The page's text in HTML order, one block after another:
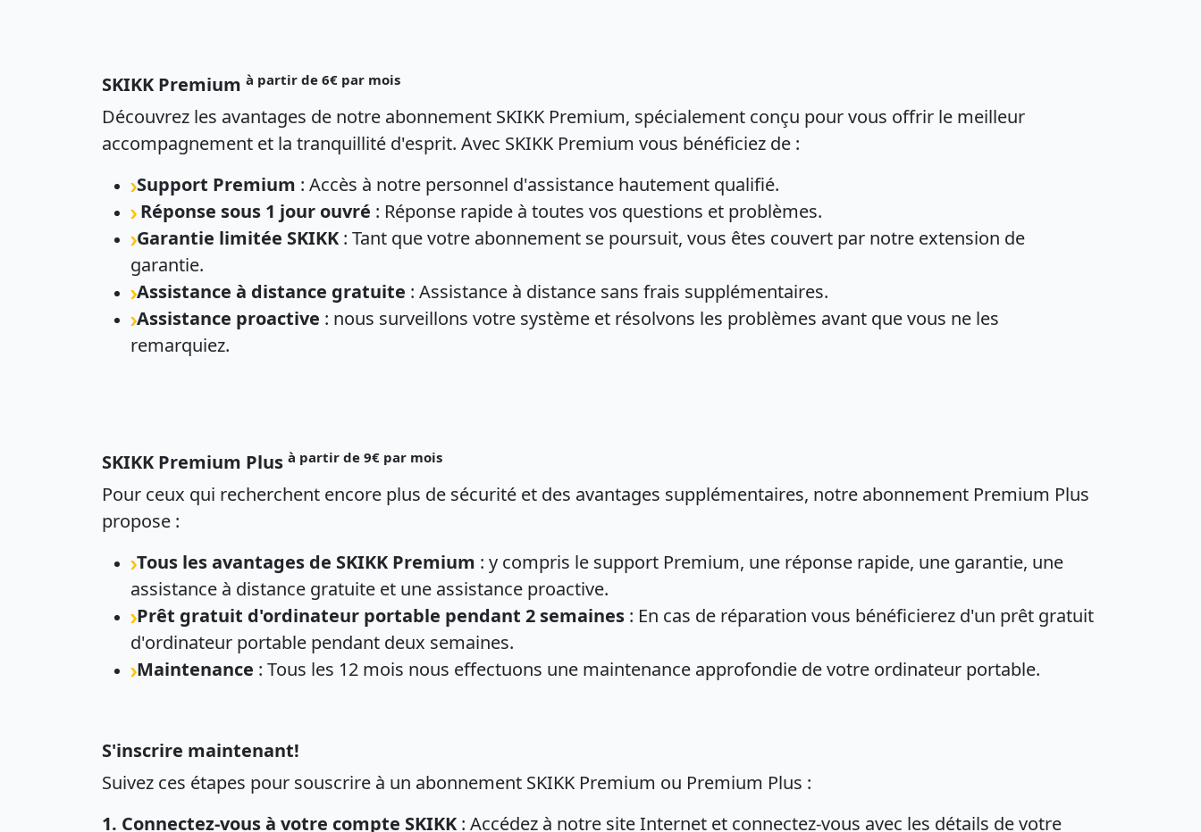
SKIKK Premium à partir de 6€ par mois
Découvrez les avantages de notre abonnement SKIKK Premium, spécialement conçu pour vous offrir le meilleur
accompagnement et la tranquillité d'esprit. Avec SKIKK Premium vous bénéficiez de :
Support Premium : Accès à notre personnel d'assistance hautement qualifié.
Réponse sous 1 jour ouvré : Réponse rapide à toutes vos questions et problèmes.
Garantie limitée SKIKK : Tant que votre abonnement se poursuit, vous êtes couvert par notre extension de
garantie.
Assistance à distance gratuite : Assistance à distance sans frais supplémentaires.
Assistance proactive : nous surveillons votre système et résolvons les problèmes avant que vous ne les
remarquiez.
SKIKK Premium Plus à partir de 9€ par mois
Pour ceux qui recherchent encore plus de sécurité et des avantages supplémentaires, notre abonnement Premium Plus
propose :
Tous les avantages de SKIKK Premium : y compris le support Premium, une réponse rapide, une garantie, une
assistance à distance gratuite et une assistance proactive.
Prêt gratuit d'ordinateur portable pendant 2 semaines : En cas de réparation vous bénéficierez d'un prêt gratuit
d'ordinateur portable pendant deux semaines.
Maintenance : Tous les 12 mois nous effectuons une maintenance approfondie de votre ordinateur portable.
S'inscrire maintenant!
Suivez ces étapes pour souscrire à un abonnement SKIKK Premium ou Premium Plus :
1. Connectez-vous à votre compte SKIKK : Accédez à notre site Internet et connectez-vous avec les détails de votre